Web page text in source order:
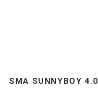
SMA SUNNYBOY 4.0